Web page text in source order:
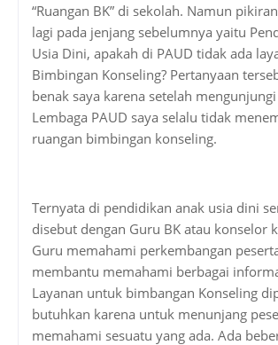
“Ruangan BK” di sekolah. Namun
lagi pada jenjang sebelumnya yaitu
Usia Dini, apakah di PAUD tidak ada
Bimbingan Konseling? Pertanyaan
benak saya karena setelah
Lembaga PAUD saya selalu tidak
ruangan bimbingan konseling.
Ternyata di pendidikan anak usia dini
disebut dengan Guru BK atau konselor
Guru memahami perkembangan
membantu memahami berbagai
Layanan untuk bimbangan Konseling
butuhkan karena untuk menunjang
memahami sesuatu yang ada. Ada